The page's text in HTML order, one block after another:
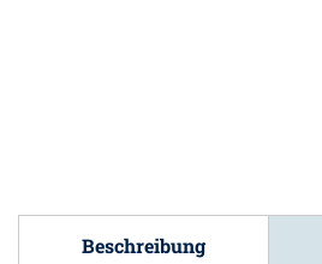
Beschreibung